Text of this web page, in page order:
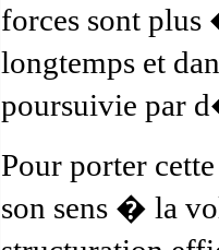
forces sont
longtemps et
poursuivie par
Pour porter
son sens � la